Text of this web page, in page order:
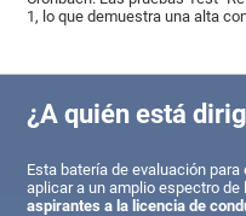
1, lo que demuestra una alta
¿A quién está
Esta batería de evaluación
aplicar a un amplio espectro
aspirantes a la licencia de